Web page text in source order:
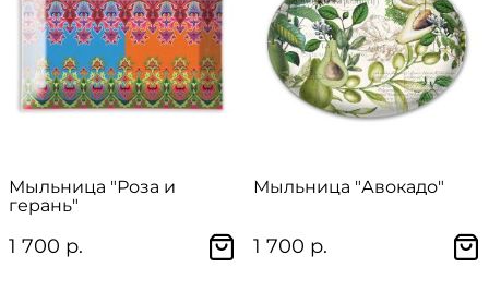
Мыльница "Роза и
герань"
1 700 р.
Мыльница "Авокадо"
1 700 р.